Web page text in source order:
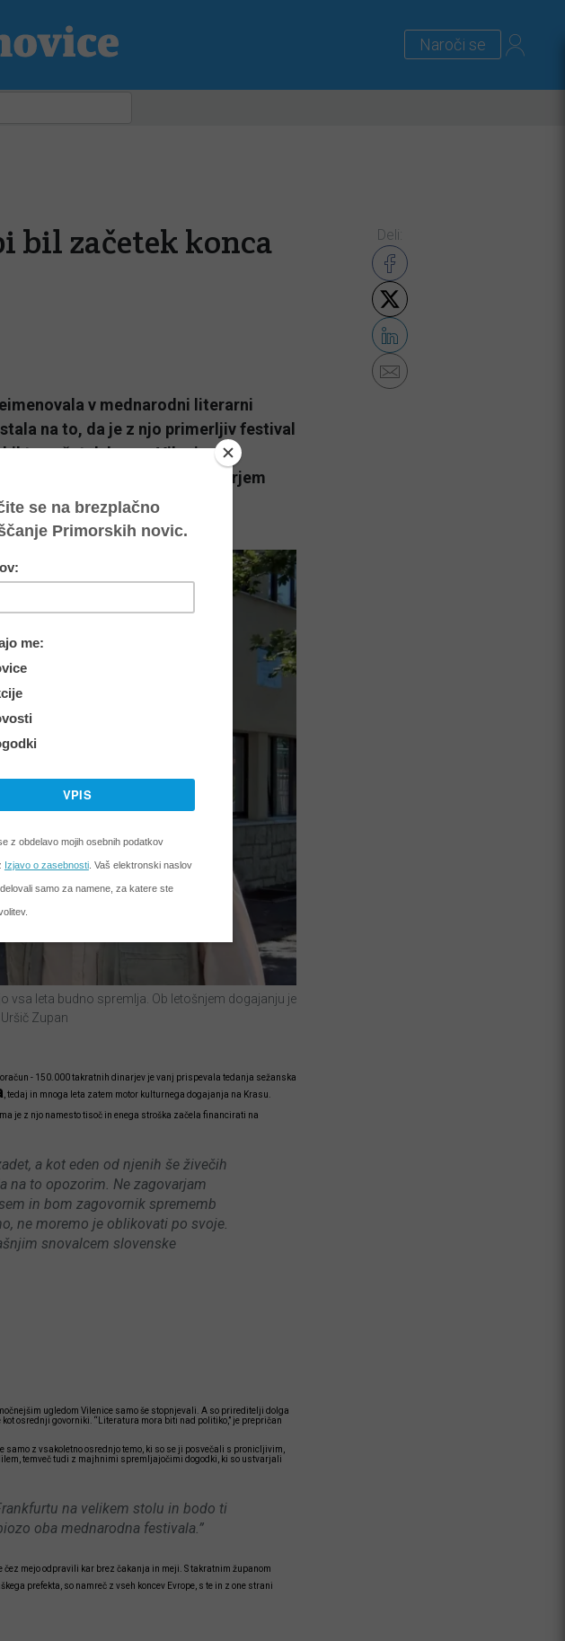
Naroči se
bil začetek konca
v mednarodni literarni
na to, da je z njo primerljiv festival
to začetek konca Vilenice, je
33 leti skupaj z Venom Tauferjem
vsa leta budno spremlja. Ob letošnjem dogajanju je
Zupan
- 150.000 takratnih dinarjev je vanj prispevala tedanja sežanska
, tedaj in mnoga leta zatem motor kulturnega dogajanja na Krasu.
je z njo namesto tisoč in enega stroška začela financirati na
a kot eden od njenih še živečih
na to opozorim. Ne zagovarjam
in bom zagovornik sprememb
ne moremo je oblikovati po svoje.
snovalcem slovenske
ugledom Vilenice samo še stopnjevali. A so prireditelji dolga
osrednji govorniki. “Literatura mora biti nad politiko,” je prepričan
z vsakoletno osrednjo temo, ki so se ji posvečali s pronicljivim,
temveč tudi z majhnimi spremljajočimi dogodki, ki so ustvarjali
na velikem stolu in bodo ti
oba mednarodna festivala.”
čez mejo odpravili kar brez čakanja in meji. S takratnim županom
prefekta, so namreč z vseh koncev Evrope, s te in z one strani
Deli: